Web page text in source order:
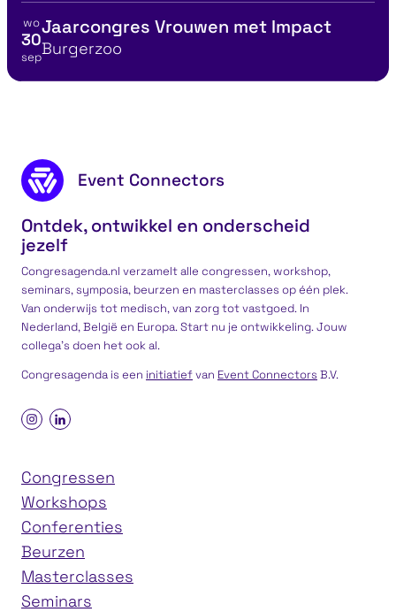
Bekijk details voor
wo
30
sep
Jaarcongres Vrouwen met Impact
Locatie
Burgerzoo
Footer content
Event Connectors
Ontdek, ontwikkel en onderscheid
jezelf
Congresagenda.nl verzamelt alle congressen, workshop,
seminars, symposia, beurzen en masterclasses op één plek.
Van onderwijs tot medisch, van zorg tot vastgoed. In
Nederland, België en Europa. Start nu je ontwikkeling. Jouw
collega’s doen het ook al.
Congresagenda is een initiatiefvan Event ConnectorsB.V.
Congressen
Workshops
Conferenties
Beurzen
Masterclasses
Seminars